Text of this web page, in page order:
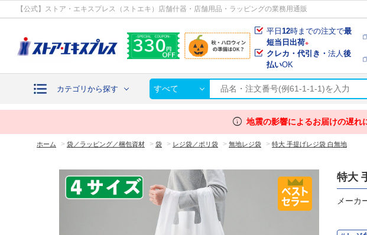
【公式】ストア・エキスプレス（ストエキ）店舗什器・店舗用品・ラッピングの業務用通販
平日12時までの注文で最
短当日出荷※
クレカ・代引き・法人後
払いOK
カテゴリから探す すべて
info 地震の影響によるお届けの遅れ
ホーム > 袋／ラッピング／梱包資材 > 袋 > レジ袋／ポリ袋 > 無地レジ袋 > 特大 手提げレジ袋 白無地
特大
メーカ